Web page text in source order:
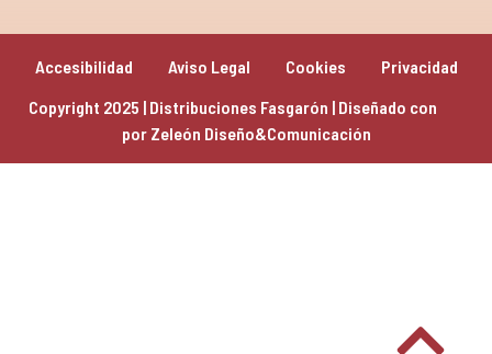
Copyright 2025 | Distribuciones Fasgarón | Diseñado con
por Zeleón Diseño&Comunicación
Accesibilidad Aviso Legal Cookies Privacidad